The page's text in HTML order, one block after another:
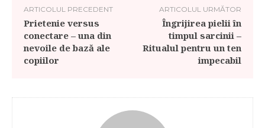
ARTICOLUL PRECEDENT
Prietenie versus
conectare – una din
nevoile de bază ale
copiilor
ARTICOLUL URMĂTOR
Îngrijirea pielii în
timpul sarcinii –
Ritualul pentru un ten
impecabil